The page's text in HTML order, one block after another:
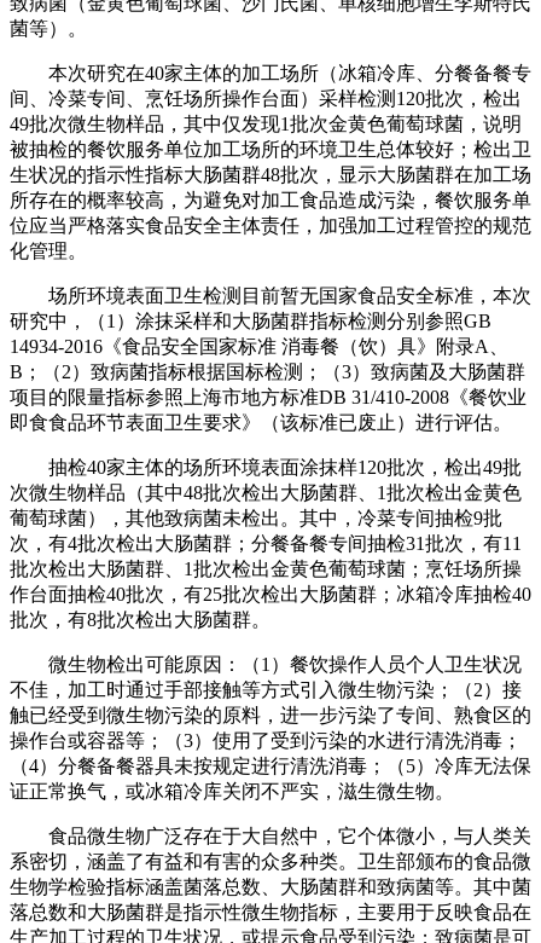
菌等）。
本次研究在40家主体的加工场所（冰箱冷库、分餐备餐专
间、冷菜专间、烹饪场所操作台面）采样检测120批次，检出
49批次微生物样品，其中仅发现1批次金黄色葡萄球菌，说明
被抽检的餐饮服务单位加工场所的环境卫生总体较好；检出卫
生状况的指示性指标大肠菌群48批次，显示大肠菌群在加工场
所存在的概率较高，为避免对加工食品造成污染，餐饮服务单
位应当严格落实食品安全主体责任，加强加工过程管控的规范
化管理。
场所环境表面卫生检测目前暂无国家食品安全标准，本次
研究中，（1）涂抹采样和大肠菌群指标检测分别参照GB
14934-2016《食品安全国家标准 消毒餐（饮）具》附录A、
B；（2）致病菌指标根据国标检测；（3）致病菌及大肠菌群
项目的限量指标参照上海市地方标准DB 31/410-2008《餐饮业
即食食品环节表面卫生要求》（该标准已废止）进行评估。
抽检40家主体的场所环境表面涂抹样120批次，检出49批
次微生物样品（其中48批次检出大肠菌群、1批次检出金黄色
葡萄球菌），其他致病菌未检出。其中，冷菜专间抽检9批
次，有4批次检出大肠菌群；分餐备餐专间抽检31批次，有11
批次检出大肠菌群、1批次检出金黄色葡萄球菌；烹饪场所操
作台面抽检40批次，有25批次检出大肠菌群；冰箱冷库抽检40
批次，有8批次检出大肠菌群。
微生物检出可能原因：（1）餐饮操作人员个人卫生状况
不佳，加工时通过手部接触等方式引入微生物污染；（2）接
触已经受到微生物污染的原料，进一步污染了专间、熟食区的
操作台或容器等；（3）使用了受到污染的水进行清洗消毒；
（4）分餐备餐器具未按规定进行清洗消毒；（5）冷库无法保
证正常换气，或冰箱冷库关闭不严实，滋生微生物。
食品微生物广泛存在于大自然中，它个体微小，与人类关
系密切，涵盖了有益和有害的众多种类。卫生部颁布的食品微
生物学检验指标涵盖菌落总数、大肠菌群和致病菌等。其中菌
落总数和大肠菌群是指示性微生物指标，主要用于反映食品在
生产加工过程的卫生状况，或提示食品受到污染；致病菌是可